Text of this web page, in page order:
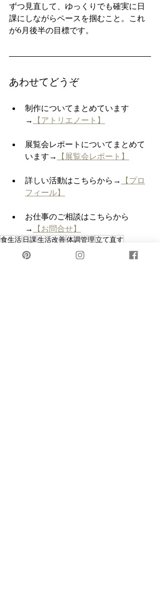
ずつ見直して、ゆっくりでも確実に日
課にしながらペースを掴むこと。これ
が6月後半の目標です。
あわせてどうぞ
制作についてまとめています
→
【アトリエノート】
展覧会レポートについてまとめて
います→
【展覧会レポート】
詳しい活動はこちらから→
【プロ
フィール】
お仕事のご相談はこちらから
→
【お問合せ】
食生活 日課生活改善体調管理立て直す
日々の切れ端